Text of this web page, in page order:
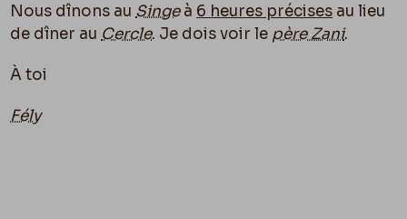
Nous dînons au Singeà 6 heures précises au lieu
de dîner au Cercle. Je dois voir le père Zani.
À toi
Fély